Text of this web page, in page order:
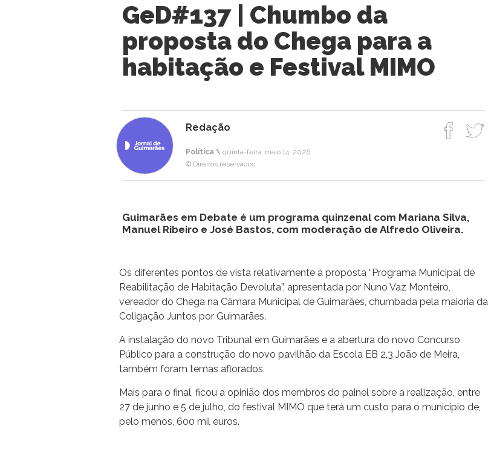
GeD#137 | Chumbo da
proposta do Chega para a
habitação e Festival MIMO
Redação
Política \ quinta-feira, maio 14, 2026
© Direitos reservados
Guimarães em Debate é um programa quinzenal com Mariana Silva,
Manuel Ribeiro e José Bastos, com moderação de Alfredo Oliveira.
Os diferentes pontos de vista relativamente à proposta “Programa Municipal de
Reabilitação de Habitação Devoluta”, apresentada por Nuno Vaz Monteiro,
vereador do Chega na Câmara Municipal de Guimarães, chumbada pela maioria da
Coligação Juntos por Guimarães.
A instalação do novo Tribunal em Guimarães e a abertura do novo Concurso
Público para a construção do novo pavilhão da Escola EB 2,3 João de Meira,
também foram temas aflorados.
Mais para o final, ficou a opinião dos membros do painel sobre a realização, entre
27 de junho e 5 de julho, do festival MIMO que terá um custo para o município de,
pelo menos, 600 mil euros.